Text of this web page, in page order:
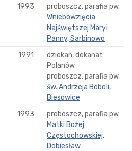
1993
proboszcz, parafia pw.
Wniebowzięcia
Najświętszej Maryi
Panny, Sarbinowo
1991
dziekan, dekanat
Polanów
proboszcz, parafia pw.
św. Andrzeja Boboli,
Biesowice
1993
proboszcz, parafia pw.
Matki Bożej
Częstochowskiej,
Dobiesław